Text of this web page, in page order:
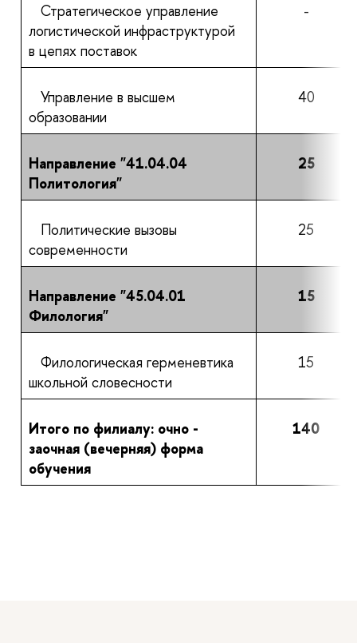
Стратегическое управление
логистической инфраструктурой
в цепях поставок
-
Управление в высшем
образовании
40
Направление "41.04.04
Политология"
25
Политические вызовы
современности
25
Направление "45.04.01
Филология"
15
Филологическая герменевтика
школьной словесности
15
Итого по филиалу: очно -
заочная (вечерняя) форма
обучения
140